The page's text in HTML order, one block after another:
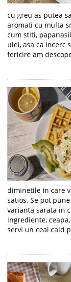
cu greu as putea
aromati cu multa
cum stiti,
ulei, asa ca incerc
fericire am
diminetile in care
satios. Se pot
varianta sarata in
ingrediente,
servi un ceai cald